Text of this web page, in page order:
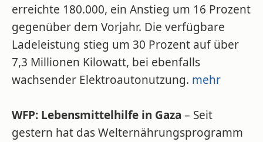
erreichte 180.000, ein Anstieg um 16 Prozent
gegenüber dem Vorjahr. Die verfügbare
Ladeleistung stieg um 30 Prozent auf über
7,3 Millionen Kilowatt, bei ebenfalls
wachsender Elektroautonutzung. mehr
WFP: Lebensmittelhilfe in Gaza – Seit
gestern hat das Welternährungsprogramm